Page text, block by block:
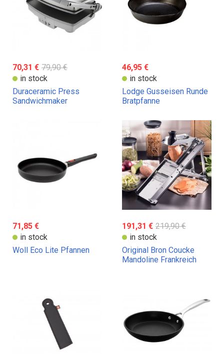
70,31 € 79,90 €
in stock
Duraceramic Press
Sandwichmaker
46,95 €
in stock
Lodge Gusseisen Runde
Bratpfanne
71,85 €
in stock
Woll Eco Lite Pfannen
191,31 € 219,90 €
in stock
Original Bron Coucke
Mandoline Frankreich